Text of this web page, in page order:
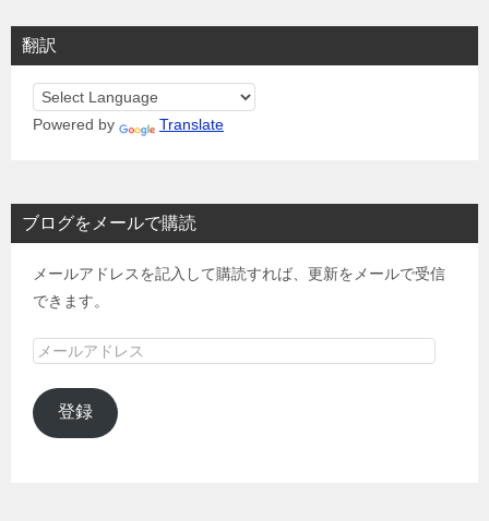
翻訳
Powered by Translate
ブログをメールで購読
メールアドレスを記入して購読すれば、更新をメールで受信
できます。
メ
ル
ア
登録